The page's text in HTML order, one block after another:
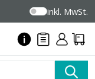
inkl. MwSt.